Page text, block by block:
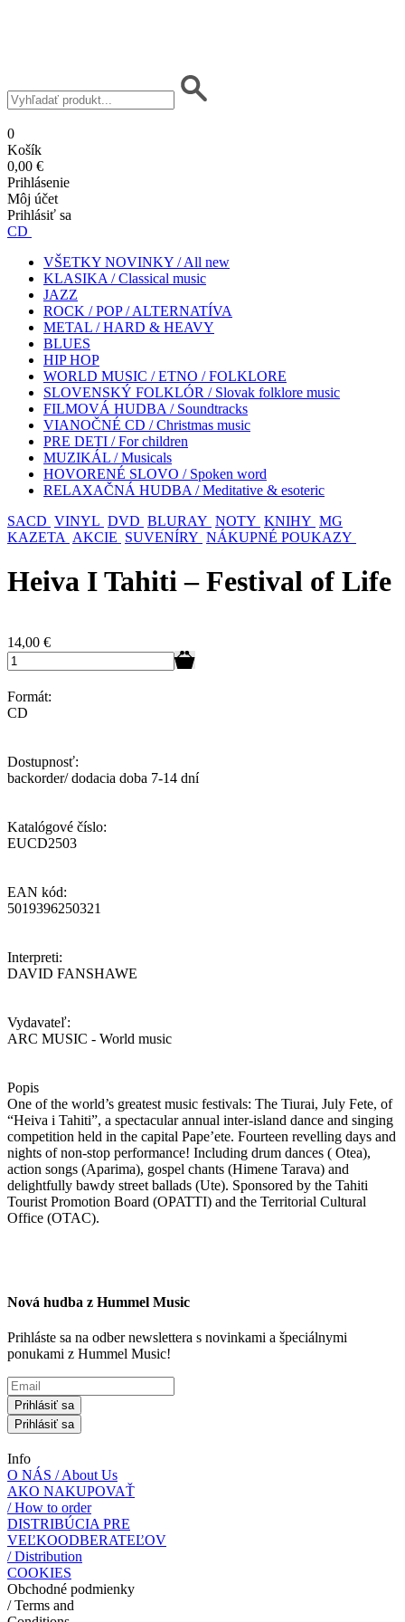
0
Košík
0,00 €
Prihlásenie
Môj účet
Prihlásiť sa
CD
VŠETKY NOVINKY / All new
KLASIKA / Classical music
JAZZ
ROCK / POP / ALTERNATÍVA
METAL / HARD & HEAVY
BLUES
HIP HOP
WORLD MUSIC / ETNO / FOLKLORE
SLOVENSKÝ FOLKLÓR / Slovak folklore music
FILMOVÁ HUDBA / Soundtracks
VIANOČNÉ CD / Christmas music
PRE DETI / For children
MUZIKÁL / Musicals
HOVORENÉ SLOVO / Spoken word
RELAXAČNÁ HUDBA / Meditative & esoteric
SACD VINYL DVD BLURAY NOTY KNIHY MG
KAZETA AKCIE SUVENÍRY NÁKUPNÉ POUKAZY
Heiva I Tahiti – Festival of Life
14,00 €
Formát:
CD
Dostupnosť:
backorder/ dodacia doba 7-14 dní
Katalógové číslo:
EUCD2503
EAN kód:
5019396250321
Interpreti:
DAVID FANSHAWE
Vydavateľ:
ARC MUSIC - World music
Popis
One of the world’s greatest music festivals: The Tiurai, July Fete, of
“Heiva i Tahiti”, a spectacular annual inter-island dance and singing
competition held in the capital Pape’ete. Fourteen revelling days and
nights of non-stop performance! Including drum dances ( Otea),
action songs (Aparima), gospel chants (Himene Tarava) and
delightfully bawdy street ballads (Ute). Sponsored by the Tahiti
Tourist Promotion Board (OPATTI) and the Territorial Cultural
Office (OTAC).
Nová hudba z Hummel Music
Prihláste sa na odber newslettera s novinkami a špeciálnymi
ponukami z Hummel Music!
Prihlásiť sa
Prihlásiť sa
Info
O NÁS / About Us
AKO NAKUPOVAŤ
/ How to order
DISTRIBÚCIA PRE
VEĽKOODBERATEĽOV
/ Distribution
COOKIES
Obchodné podmienky
/ Terms and